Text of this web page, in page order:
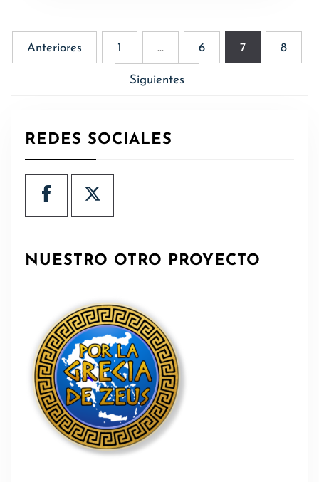
Paginación
de
Anteriores 1 … 6 7 8
Siguientes
REDES SOCIALES
NUESTRO OTRO PROYECTO